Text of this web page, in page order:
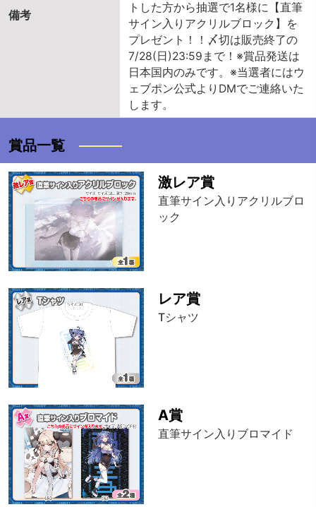
備考
トした方から抽選で1名様に【直筆
サイン入りアクリルブロック】を
プレゼント！！〆切は販売終了の
7/28(日)23:59まで！※賞品発送は
日本国内のみです。※当選者にはウ
ェブポン公式よりDMでご連絡いた
します。
賞品一覧
激レア賞
直筆サイン入りアクリルブロ
ック
レア賞
Tシャツ
A賞
直筆サイン入りブロマイド